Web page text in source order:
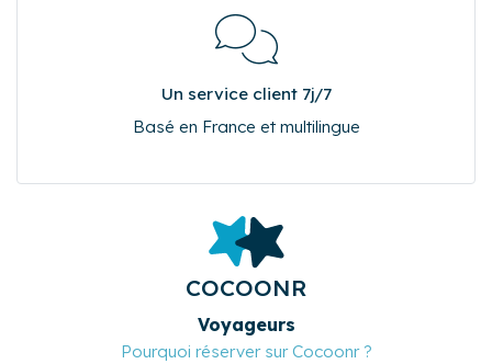
Un service client 7j/7
Basé en France et multilingue
COCOONR
Voyageurs
Pourquoi réserver sur Cocoonr ?